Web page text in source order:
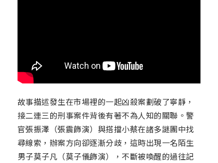
故事描述發生在市場裡的一起凶殺案劃破了寧靜，
接二連三的刑事案件背後有著不為人知的關聯。警
官張振澤（張震飾演）與搭擋小蔡在諸多謎團中找
尋線索，辦案方向卻逐漸分歧，這時出現一名陌生
男子莫子凡（莫子儀飾演），不斷被喚醒的過往記